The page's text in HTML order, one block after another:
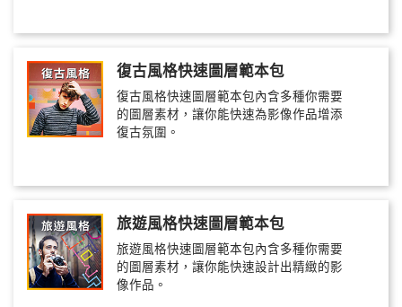
復古風格快速圖層範本包
復古風格快速圖層範本包內含多種你需要
的圖層素材，讓你能快速為影像作品增添
復古氛圍。
旅遊風格快速圖層範本包
旅遊風格快速圖層範本包內含多種你需要
的圖層素材，讓你能快速設計出精緻的影
像作品。